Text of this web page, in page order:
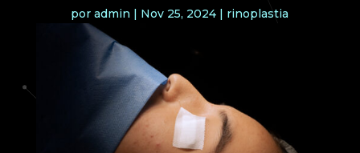
poradmin | Nov 25, 2024 | rinoplastia